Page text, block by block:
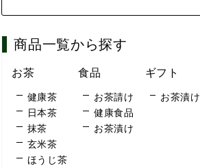
商品一覧から探す
お茶
健康茶
日本茶
抹茶
玄米茶
ほうじ茶
食品
お茶請け
健康食品
お茶漬け
ギフト
お茶漬け